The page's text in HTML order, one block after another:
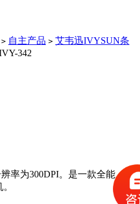
> 自主产品 > 艾韦迅IVYSUN条
342
率为300DPI。是一款全能、便